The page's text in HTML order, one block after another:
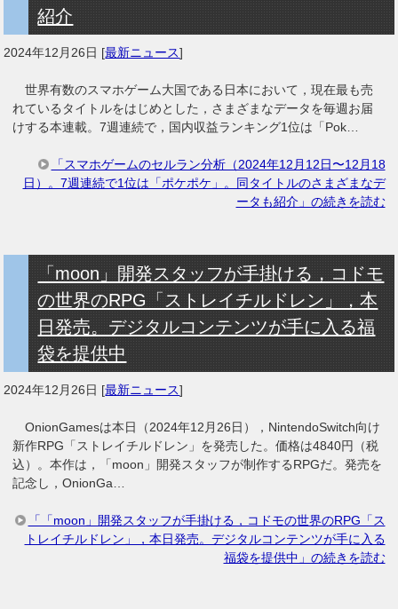
紹介
2024年12月26日 [最新ニュース]
世界有数のスマホゲーム大国である日本において，現在最も売
れているタイトルをはじめとした，さまざまなデータを毎週お届
けする本連載。7週連続で，国内収益ランキング1位は「Pok…
「スマホゲームのセルラン分析（2024年12月12日〜12月18
日）。7週連続で1位は「ポケポケ」。同タイトルのさまざまなデ
ータも紹介」の続きを読む
「moon」開発スタッフが手掛ける，コドモ
の世界のRPG「ストレイチルドレン」，本
日発売。デジタルコンテンツが手に入る福
袋を提供中
2024年12月26日 [最新ニュース]
OnionGamesは本日（2024年12月26日），NintendoSwitch向け
新作RPG「ストレイチルドレン」を発売した。価格は4840円（税
込）。本作は，「moon」開発スタッフが制作するRPGだ。発売を
記念し，OnionGa…
「「moon」開発スタッフが手掛ける，コドモの世界のRPG「ス
トレイチルドレン」，本日発売。デジタルコンテンツが手に入る
福袋を提供中」の続きを読む